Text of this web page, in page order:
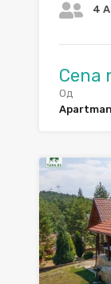
4
Cena
Од